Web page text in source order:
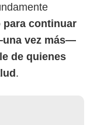
para continuar
vez más—
de quienes
.